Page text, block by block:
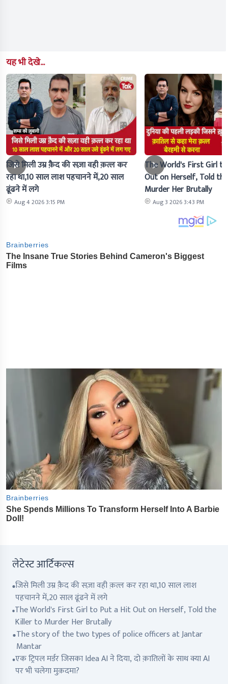
यह भी देखे...
जिसे मिली उम्र क़ैद की सज़ा वही क़त्ल कर
रहा था,10 साल लाश पहचानने में,20 साल
ढूंढने में लगे
Aug 4 2026 3:15 PM
The World's First Girl
Out on Herself, Told
Murder Her Brutally
Aug 3 2026 3:43 PM
लेटेस्ट आर्टिकल्स
जिसे मिली उम्र क़ैद की सज़ा वही क़त्ल कर रहा था,10 साल लाश
पहचानने में,20 साल ढूंढने में लगे
The World's First Girl to Put a Hit Out on Herself, Told the
Killer to Murder Her Brutally
The story of the two types of police officers at Jantar
Mantar
एक ट्रिपल मर्डर जिसका Idea AI ने दिया, दो क़ातिलों के साथ क्या AI
पर भी चलेगा मुक़दमा?